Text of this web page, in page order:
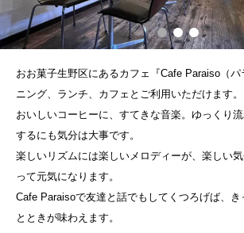
おお菓子生野区にあるカフェ『Cafe Paraiso（
ニング、ランチ、カフェとご利用いただけます。
おいしいコーヒーに、すてきな音楽。ゆっくり
するにも気分は大事です。
楽しいリズムには楽しいメロディーが、楽しい
って元気になります。
Cafe Paraisoで友達と話でもしてくつろげば、
とときが味わえます。